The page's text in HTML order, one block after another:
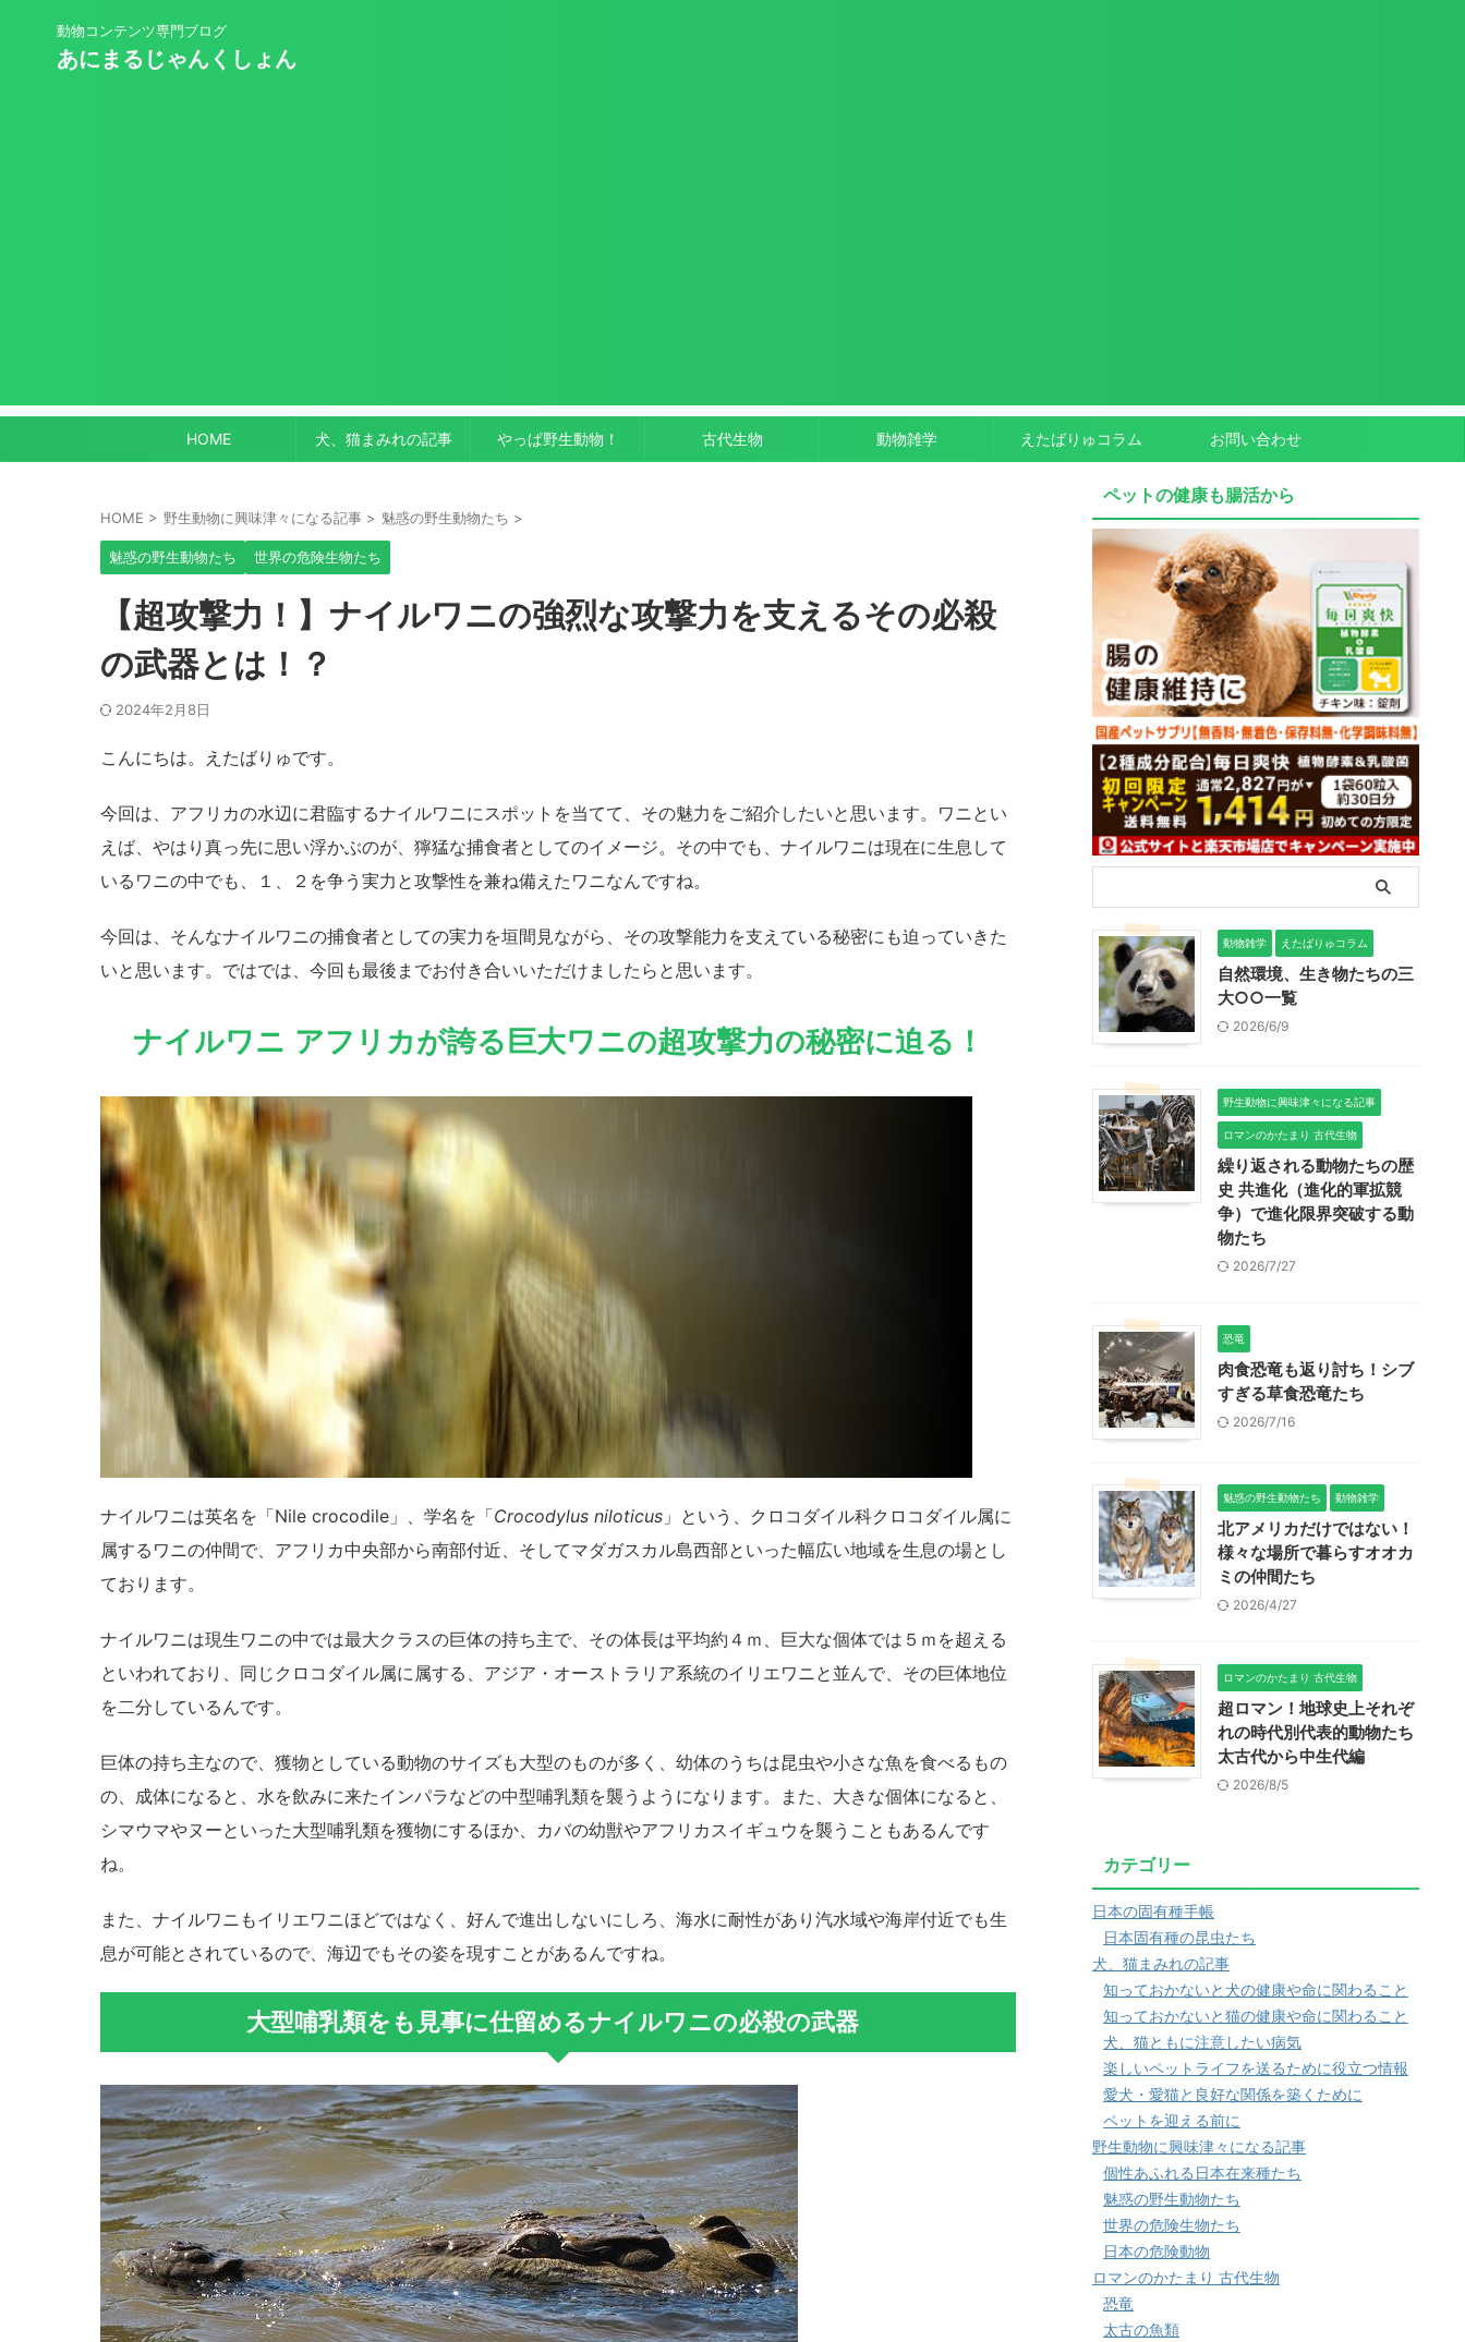
動物コンテンツ専門ブログ
あにまるじゃんくしょん
HOME 犬、猫まみれの記事 やっぱ野生動物！ 古代生物 動物雑学 えたばりゅコラム お問い合わせ
HOME > 野生動物に興味津々になる記事 > 魅惑の野生動物たち >
魅惑の野生動物たち 世界の危険生物たち
【超攻撃力！】ナイルワニの強烈な攻撃力を支えるその必殺
の武器とは！？
2024年2月8日
こんにちは。えたばりゅです。
今回は、アフリカの水辺に君臨するナイルワニにスポットを当てて、その魅力をご紹介したいと思います。ワニとい
えば、やはり真っ先に思い浮かぶのが、獰猛な捕食者としてのイメージ。その中でも、ナイルワニは現在に生息して
いるワニの中でも、１、２を争う実力と攻撃性を兼ね備えたワニなんですね。
今回は、そんなナイルワニの捕食者としての実力を垣間見ながら、その攻撃能力を支えている秘密にも迫っていきた
いと思います。ではでは、今回も最後までお付き合いいただけましたらと思います。
ナイルワニ アフリカが誇る巨大ワニの超攻撃力の秘密に迫る！
ナイルワニは英名を「Nile crocodile」、学名を「Crocodylus niloticus 」という、クロコダイル科クロコダイル属に
属するワニの仲間で、アフリカ中央部から南部付近、そしてマダガスカル島西部といった幅広い地域を生息の場とし
ております。
ナイルワニは現生ワニの中では最大クラスの巨体の持ち主で、その体長は平均約４ｍ、巨大な個体では５ｍを超える
といわれており、同じクロコダイル属に属する、アジア・オーストラリア系統のイリエワニと並んで、その巨体地位
を二分しているんです。
巨体の持ち主なので、獲物としている動物のサイズも大型のものが多く、幼体のうちは昆虫や小さな魚を食べるもの
の、成体になると、水を飲みに来たインパラなどの中型哺乳類を襲うようになります。また、大きな個体になると、
シマウマやヌーといった大型哺乳類を獲物にするほか、カバの幼獣やアフリカスイギュウを襲うこともあるんです
ね。
また、ナイルワニもイリエワニほどではなく、好んで進出しないにしろ、海水に耐性があり汽水域や海岸付近でも生
息が可能とされているので、海辺でもその姿を現すことがあるんですね。
大型哺乳類をも見事に仕留めるナイルワニの必殺の武器
ペットの健康も腸活から
動物雑学 えたばりゅコラム
自然環境、生き物たちの三
大○○一覧
2026/6/9
野生動物に興味津々になる記事
ロマンのかたまり 古代生物
繰り返される動物たちの歴
史 共進化（進化的軍拡競
争）で進化限界突破する動
物たち
2026/7/27
恐竜
肉食恐竜も返り討ち！シブ
すぎる草食恐竜たち
2026/7/16
魅惑の野生動物たち 動物雑学
北アメリカだけではない！
様々な場所で暮らすオオカ
ミの仲間たち
2026/4/27
ロマンのかたまり 古代生物
超ロマン！地球史上それぞ
れの時代別代表的動物たち
太古代から中生代編
2026/8/5
カテゴリー
日本の固有種手帳
日本固有種の昆虫たち
犬、猫まみれの記事
知っておかないと犬の健康や命に関わること
知っておかないと猫の健康や命に関わること
犬、猫ともに注意したい病気
楽しいペットライフを送るために役立つ情報
愛犬・愛猫と良好な関係を築くために
ペットを迎える前に
野生動物に興味津々になる記事
個性あふれる日本在来種たち
魅惑の野生動物たち
世界の危険生物たち
日本の危険動物
ロマンのかたまり 古代生物
恐竜
太古の魚類